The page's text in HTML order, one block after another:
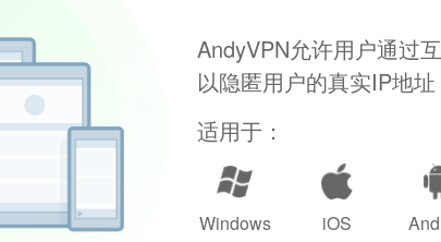
AndyVPN允许用户通过
以隐匿用户的真实IP地址
适用于：
Windows iOS